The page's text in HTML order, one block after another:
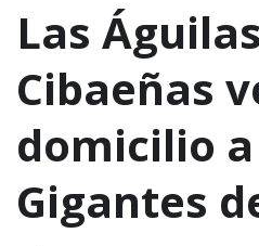
Las Águilas
Cibaeñas
domicilio
Gigantes